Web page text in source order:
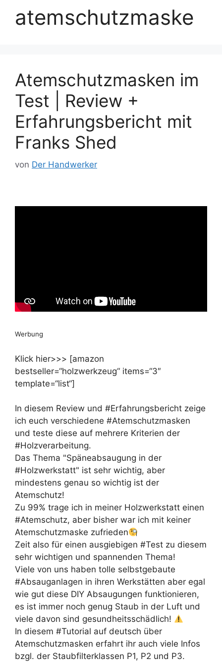
atemschutzmaske
Atemschutzmasken im
Test | Review +
Erfahrungsbericht mit
Franks Shed
von Der Handwerker
Werbung
Klick hier>>> [amazon
bestseller=“holzwerkzeug“ items=“3″
template=“list“]
In diesem Review und #Erfahrungsbericht zeige
ich euch verschiedene #Atemschutzmasken
und teste diese auf mehrere Kriterien der
#Holzverarbeitung.
Das Thema "Späneabsaugung in der
#Holzwerkstatt" ist sehr wichtig, aber
mindestens genau so wichtig ist der
Atemschutz!
Zu 99% trage ich in meiner Holzwerkstatt einen
#Atemschutz, aber bisher war ich mit keiner
Atemschutzmaske zufrieden
Zeit also für einen ausgiebigen #Test zu diesem
sehr wichtigen und spannenden Thema!
Viele von uns haben tolle selbstgebaute
#Absauganlagen in ihren Werkstätten aber egal
wie gut diese DIY Absaugungen funktionieren,
es ist immer noch genug Staub in der Luft und
viele davon sind gesundheitsschädlich!
In diesem #Tutorial auf deutsch über
Atemschutzmasken erfahrt ihr auch viele Infos
bzgl. der Staubfilterklassen P1, P2 und P3.